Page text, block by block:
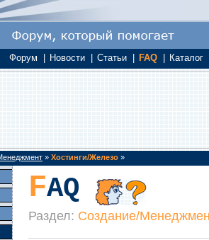
Форум Новости Статьи FAQ Каталог
» Хостинги/Железо »
FAQ
Раздел: Создание/